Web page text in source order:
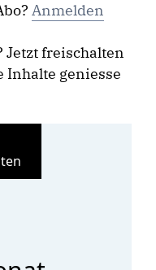
Anmelden
Jetzt freischalten
Inhalte geniesse